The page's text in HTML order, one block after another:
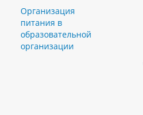
Организация
питания в
образовательной
организации